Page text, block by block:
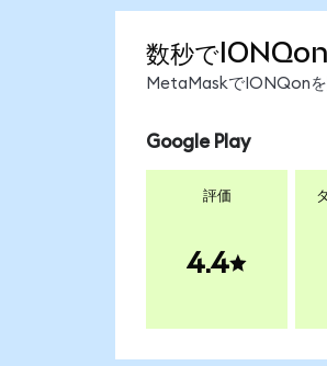
数秒で
MetaMaskでIONQonを
Google Play
評価
4.4